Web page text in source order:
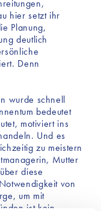
hier setzt ihr
Planung,
deutlich
Denn
wurde schnell
bedeutet
motiviert ins
Und es
zu meistern
Mutter
diese
von
um mit
ist kein